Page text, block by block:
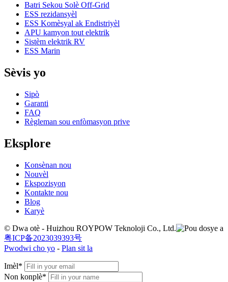
Batri Sekou Solè Off-Grid
ESS rezidansyèl
ESS Komèsyal ak Endistriyèl
APU kamyon tout elektrik
Sistèm elektrik RV
ESS Marin
Sèvis yo
Sipò
Garanti
FAQ
Règleman sou enfòmasyon prive
Eksplore
Konsènan nou
Nouvèl
Ekspozisyon
Kontakte nou
Blog
Karyè
© Dwa otè - Huizhou ROYPOW Teknoloji Co., Ltd.
粤ICP备2023039393号
Pwodwi cho yo - Plan sit la
Imèl*
Non konplè*